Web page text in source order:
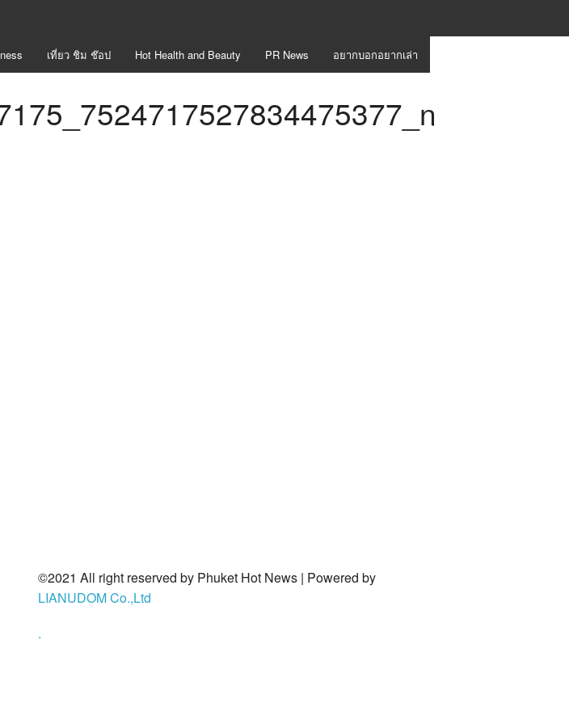
เที่ยว ชิม ช๊อป Hot Health and Beauty PR News อยากบอกอยากเล่า
©2021 All right reserved by Phuket Hot News | Powered by
LIANUDOM Co.,Ltd
.